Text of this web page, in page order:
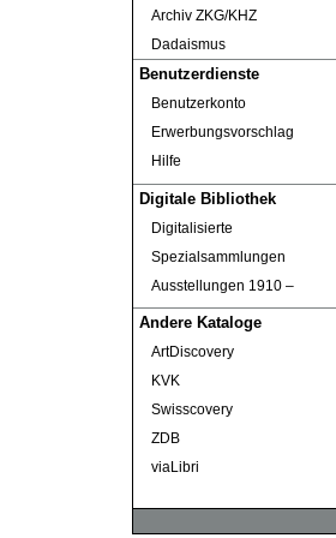
Archiv ZKG/KHZ
Dadaismus
Benutzerdienste
Benutzerkonto
Erwerbungsvorschlag
Hilfe
Digitale Bibliothek
Digitalisierte
Spezialsammlungen
Ausstellungen 1910 ‒
Andere Kataloge
ArtDiscovery
KVK
Swisscovery
ZDB
viaLibri